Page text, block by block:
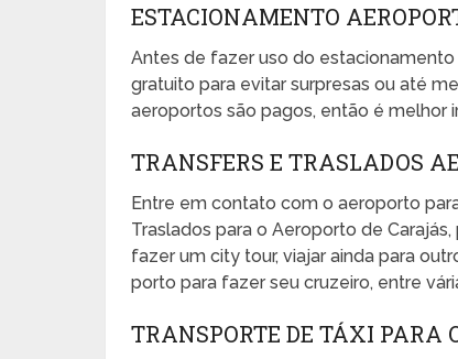
ESTACIONAMENTO
Antes de fazer uso do
gratuito para evitar surpresas ou até
aeroportos são pagos, então é melhor
TRANSFERS E TRASLADOS
Entre em contato com o aeroporto
Traslados para o Aeroporto de
fazer um city tour, viajar ainda para
porto para fazer seu cruzeiro, entre
TRANSPORTE DE TÁXI PARA